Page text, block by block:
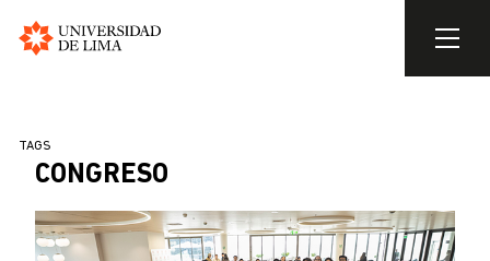
contenido
principal
SOBRESCRIBIR
ENLACES
DE
AYUDA
TAGS
CONGRESO